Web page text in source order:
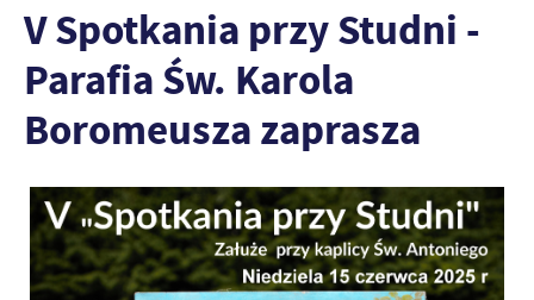
V Spotkania przy Studni -
Parafia Św. Karola
Boromeusza zaprasza